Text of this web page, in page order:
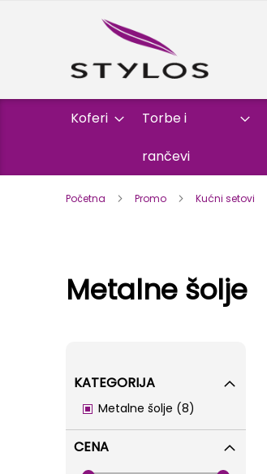
Koferi Torbe i
rančevi
Početna Promo Kućni setovi
Metalne šolje
KATEGORIJA
Metalne šolje 8
items
CENA